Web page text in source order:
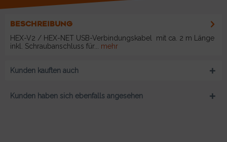
BESCHREIBUNG
HEX-V2 / HEX-NET USB-Verbindungskabel mit ca. 2 m Länge
inkl. Schraubanschluss für...
mehr
Kunden kauften auch
Kunden haben sich ebenfalls angesehen